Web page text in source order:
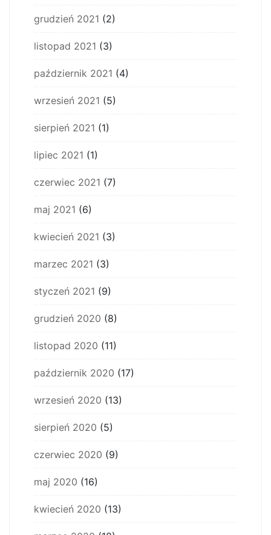
grudzień 2021 (2)
listopad 2021 (3)
październik 2021 (4)
wrzesień 2021 (5)
sierpień 2021 (1)
lipiec 2021 (1)
czerwiec 2021 (7)
maj 2021 (6)
kwiecień 2021 (3)
marzec 2021 (3)
styczeń 2021 (9)
grudzień 2020 (8)
listopad 2020 (11)
październik 2020 (17)
wrzesień 2020 (13)
sierpień 2020 (5)
czerwiec 2020 (9)
maj 2020 (16)
kwiecień 2020 (13)